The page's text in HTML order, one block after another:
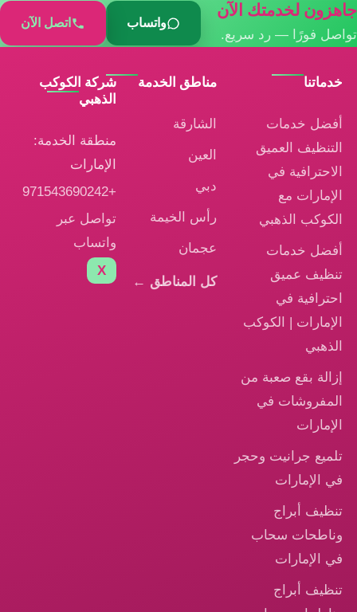
جاهزون لخدمتك الآن
تواصل فورًا — رد سريع.
واتساب اتصل الآن
خدماتنا
أفضل خدمات
التنظيف العميق
الاحترافية في
الإمارات مع
الكوكب الذهبي
أفضل خدمات
تنظيف عميق
احترافية في
الإمارات | الكوكب
الذهبي
إزالة بقع صعبة من
المفروشات في
الإمارات
تلميع جرانيت وحجر
في الإمارات
تنظيف أبراج
وناطحات سحاب
في الإمارات
تنظيف أبراج
مناطق الخدمة
الشارقة
العين
دبي
رأس الخيمة
عجمان
كل المناطق ←
شركة الكوكب
الذهبي
منطقة الخدمة:
الإمارات
+971543690242
تواصل عبر
واتساب
X